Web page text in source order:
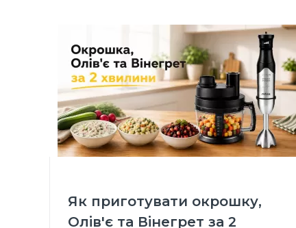
Як приготувати окрошку,
Олів'є та Вінегрет за 2